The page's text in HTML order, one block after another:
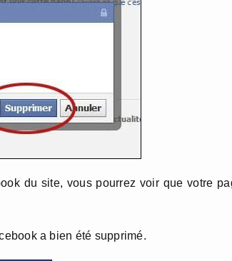
du site, vous pourrez voir que votre
a bien été supprimé.